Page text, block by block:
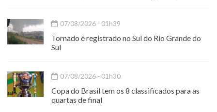
07/08/2026 - 01h39
Tornado é registrado no Sul do Rio Grande do
Sul
07/08/2026 - 01h30
Copa do Brasil tem os 8 classificados para as
quartas de final